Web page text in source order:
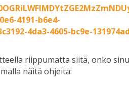
4191-b6e4-
4da3-4605-bc9e-
riippumatta siitä, onko
näitä ohjeita: